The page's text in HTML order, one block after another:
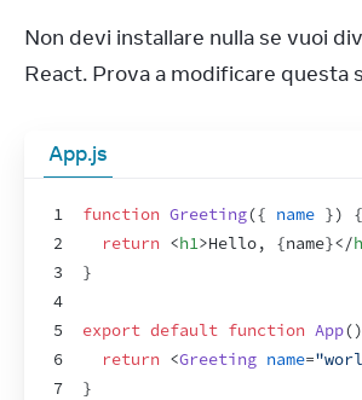
Non devi installare nulla se vuoi
React. Prova a modificare questa
App.js
1
2
3
4
5
6
7
function Greeting({ name })
{
return <h1>Hello, {name}</
}
export default function App()
return <Greeting name=
}